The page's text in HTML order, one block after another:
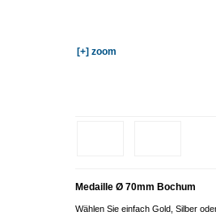
[+] zoom
Medaille Ø 70mm Bochum
Wählen Sie einfach Gold, Silber